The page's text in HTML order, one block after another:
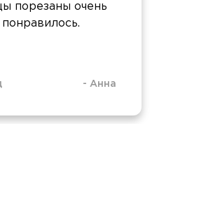
порезаны очень
- Анна